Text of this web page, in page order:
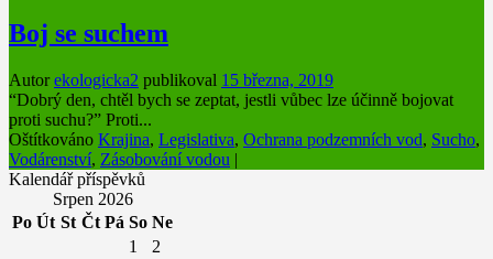
Boj se suchem
Autorekologicka2 publikoval 15 března, 2019
“Dobrý den, chtěl bych se zeptat, jestli vůbec lze účinně bojovat
proti suchu?” Proti...
Oštítkováno Krajina, Legislativa, Ochrana podzemních vod, Sucho,
Vodárenství, Zásobování vodou |
Kalendář příspěvků
Srpen 2026
Po Út St Čt Pá So Ne
1
2